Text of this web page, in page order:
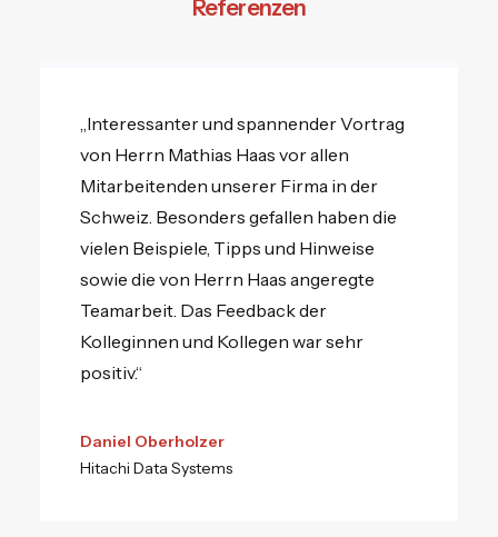
Referenzen
„Interessanter und spannender Vortrag
von Herrn Mathias Haas vor allen
Mitarbeitenden unserer Firma in der
Schweiz. Besonders gefallen haben die
vielen Beispiele, Tipps und Hinweise
sowie die von Herrn Haas angeregte
Teamarbeit. Das Feedback der
Kolleginnen und Kollegen war sehr
positiv.“
Daniel Oberholzer
Hitachi Data Systems